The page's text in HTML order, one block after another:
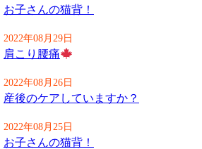
お子さんの猫背！
2022年08月29日
肩こり腰痛
2022年08月26日
産後のケアしていますか？
2022年08月25日
お子さんの猫背！